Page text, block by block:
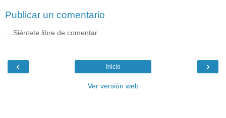
Publicar un comentario
... Siéntete libre de comentar
‹ ›
Inicio
Ver versión web